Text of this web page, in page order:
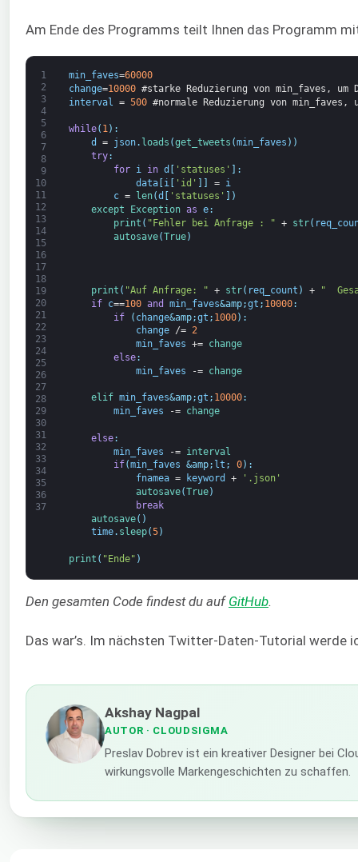
Am Ende des Programms teilt Ihnen das Programm
1
2
3
4
5
6
7
8
9
10
11
12
13
14
15
16
17
18
19
20
21
22
23
24
25
26
27
28
29
30
31
32
33
34
35
36
37
min_faves=60000
change=10000 #starke Reduzierung von min_faves, um
interval
= 500 #normale Reduzierung von min_faves,
while( 1) :
d
= json. loads (get_tweets (min_faves ) )
try:
for
i in d [ 'statuses' ] :
data[i [ 'id' ] ] =
i
c = len(d 'statuses'
)
except
Exception as e:
print ( "Fehler bei Anfrage : " + str(
autosave(True)
print ( "Auf Anfrage: " + str( req_count ) +
"
if
c==100 and min_faves&amp;gt ; 10000:
if
( change&amp;gt ; 1000) :
change
/= 2
min_faves +=
change
else:
min_faves
-= change
elif min_faves&amp;gt ; 10000:
min_faves
-= change
else:
min_faves
-=
interval
if(min_faves &amp; lt ; 0) :
fnamea = keyword +
'.json'
autosave(True)
break
autosave( )
time. sleep(5)
print ( "Ende" )
Den gesamten Code findest du auf GitHub.
Das war’s. Im nächsten Twitter-Daten-Tutorial werde
Akshay Nagpal
AUTOR · CLOUDSIGMA
Preslav Dobrev ist ein kreativer Designer bei
wirkungsvolle Markengeschichten zu schaffen.